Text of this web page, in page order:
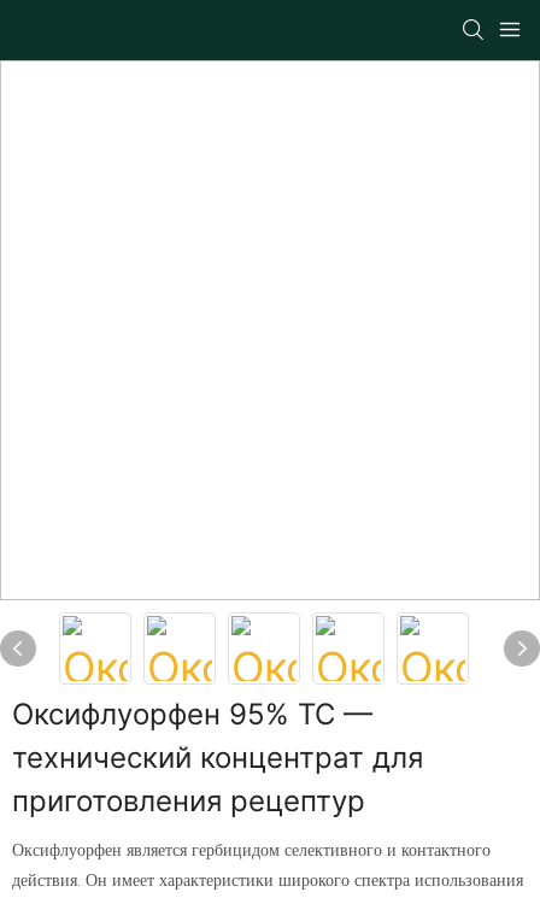
Оксифлуорфен 95% ТС —
технический концентрат для
приготовления рецептур
Оксифлуорфен является гербицидом селективного и контактного
действия. Он имеет характеристики широкого спектра использования